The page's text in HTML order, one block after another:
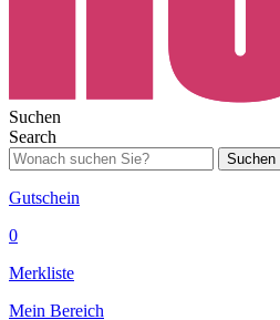
Suchen
Search
Suchen
Gutschein
0
Merkliste
Mein Bereich